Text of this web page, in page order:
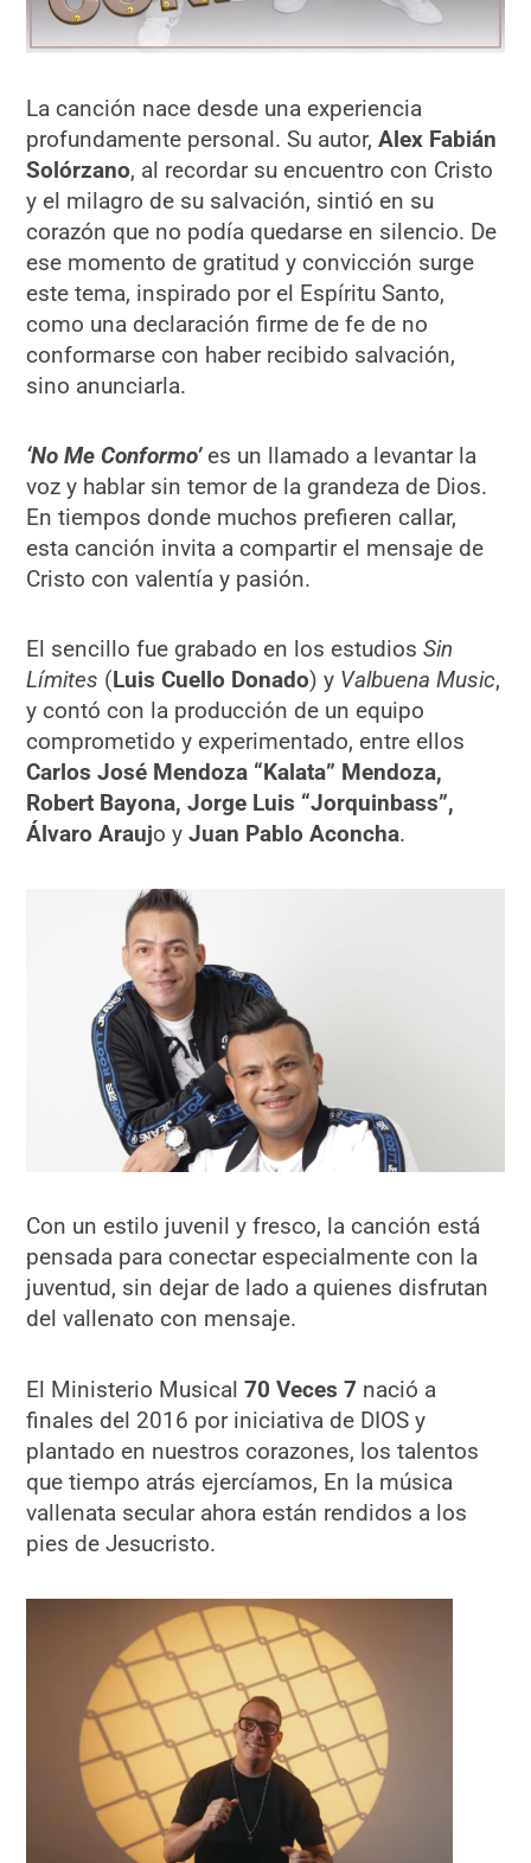
La canción nace desde una experiencia
profundamente personal. Su autor,Alex Fabián
Solórzano, al recordar su encuentro con Cristo
y el milagro de su salvación, sintió en su
corazón que no podía quedarse en silencio. De
ese momento de gratitud y convicción surge
este tema, inspirado por el Espíritu Santo,
como una declaración firme de fe de no
conformarse con haber recibido salvación,
sino anunciarla.
‘No Me Conformo’es un llamado a levantar la
voz y hablar sin temor de la grandeza de Dios.
En tiempos donde muchos prefieren callar,
esta canción invita a compartir el mensaje de
Cristo con valentía y pasión.
El sencillo fue grabado en los estudiosSin
Límites (Luis Cuello Donado) y Valbuena Music,
y contó con la producción de un equipo
comprometido y experimentado, entre ellos
Carlos José Mendoza “Kalata” Mendoza,
Robert Bayona, Jorge Luis “Jorquinbass”,
Álvaro Araujo yJuan Pablo Aconcha.
Con un estilo juvenil y fresco, la canción está
pensada para conectar especialmente con la
juventud, sin dejar de lado a quienes disfrutan
del vallenato con mensaje.
El Ministerio Musical70 Veces 7 nació a
finales del 2016 por iniciativa de DIOS y
plantado en nuestros corazones, los talentos
que tiempo atrás ejercíamos, En la música
vallenata secular ahora están rendidos a los
pies de Jesucristo.